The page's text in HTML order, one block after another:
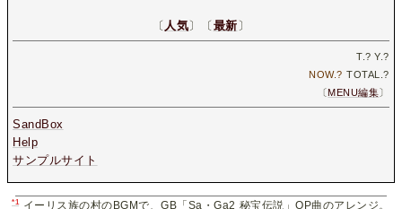
〔 人気〕〔最新〕
T.? Y.?
NOW.? TOTAL.?
〔MENU編集〕
SandBox
Help
サンプルサイト
*1 イーリス族の村のBGMで、GB「Sa・Ga2 秘宝伝説」OP曲のアレンジ。